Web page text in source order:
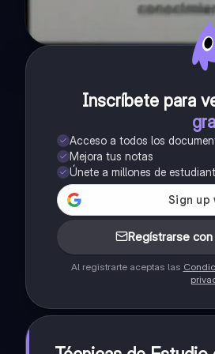
Inscríbete para
Acceso a todos los
Mejora tus notas
Únete a millones de
Regístrarse
Al registrarte aceptas las